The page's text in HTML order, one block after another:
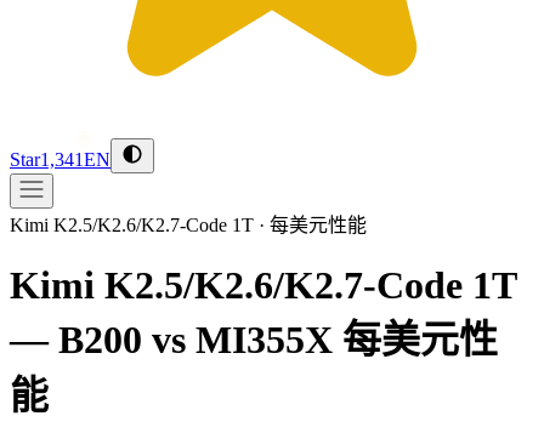
Star1,341EN
Kimi K2.5/K2.6/K2.7-Code 1T · 每美元性能
Kimi K2.5/K2.6/K2.7-Code 1T
— B200 vs MI355X 每美元性
能